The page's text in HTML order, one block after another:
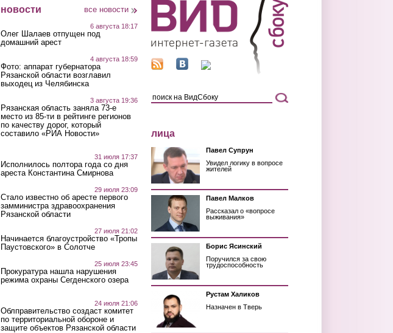
новости все новости
6 августа 18:17
Олег Шалаев отпущен под
домашний арест
4 августа 18:59
Фото: аппарат губернатора
Рязанской области возглавил
выходец из Челябинска
3 августа 19:36
Рязанская область заняла 73-е
место из 85-ти в рейтинге регионов
по качеству дорог, который
составило «РИА Новости»
31 июля 17:37
Исполнилось полтора года со дня
ареста Константина Смирнова
29 июля 23:09
Стало известно об аресте первого
замминистра здравоохранения
Рязанской области
27 июля 21:02
Начинается благоустройство «Тропы
Паустовского» в Солотче
25 июля 23:45
Прокуратура нашла нарушения
режима охраны Сегденского озера
24 июля 21:06
Облправительство создаст комитет
по территориальной обороне и
защите объектов Рязанской области
лица
Павел Супрун
Увидел логику в вопросе
жителей
Павел Малков
Рассказал о «вопросе
выживания»
Борис Ясинский
Поручился за свою
трудоспособность
Рустам Халиков
Назначен в Тверь